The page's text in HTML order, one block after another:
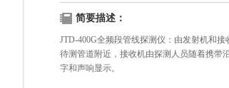
简要描述：
JTD-400G全频段管线探测仪：由发射机和
待测管道附近，接收机由探测人员随着携带
字和声响显示。